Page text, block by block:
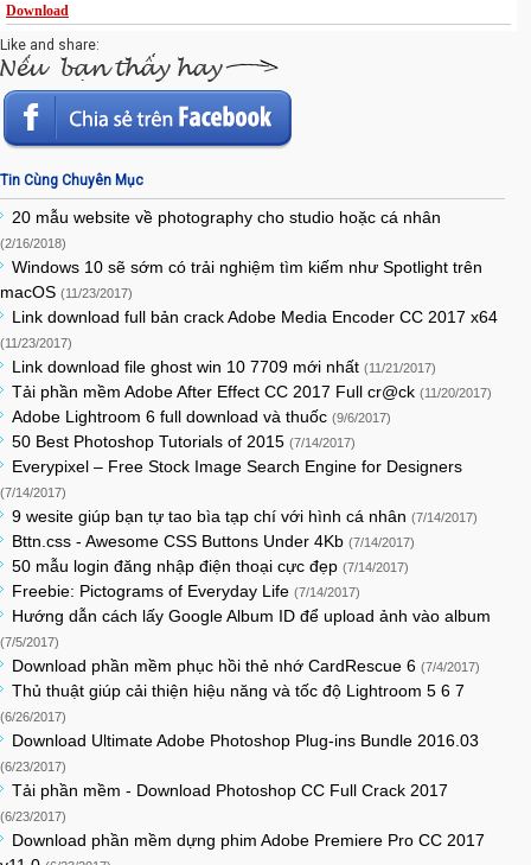
Download
Like and share:
Tin Cùng Chuyên Mục
20 mẫu website về photography cho studio hoặc cá nhân
(2/16/2018)
Windows 10 sẽ sớm có trải nghiệm tìm kiếm như Spotlight trên
macOS (11/23/2017)
Link download full bản crack Adobe Media Encoder CC 2017 x64
(11/23/2017)
Link download file ghost win 10 7709 mới nhất (11/21/2017)
Tải phần mềm Adobe After Effect CC 2017 Full cr@ck (11/20/2017)
Adobe Lightroom 6 full download và thuốc (9/6/2017)
50 Best Photoshop Tutorials of 2015 (7/14/2017)
Everypixel – Free Stock Image Search Engine for Designers
(7/14/2017)
9 wesite giúp bạn tự tao bìa tạp chí với hình cá nhân (7/14/2017)
Bttn.css - Awesome CSS Buttons Under 4Kb (7/14/2017)
50 mẫu login đăng nhập điện thoại cực đẹp (7/14/2017)
Freebie: Pictograms of Everyday Life (7/14/2017)
Hướng dẫn cách lấy Google Album ID để upload ảnh vào album
(7/5/2017)
Download phần mềm phục hồi thẻ nhớ CardRescue 6 (7/4/2017)
Thủ thuật giúp cải thiện hiệu năng và tốc độ Lightroom 5 6 7
(6/26/2017)
Download Ultimate Adobe Photoshop Plug-ins Bundle 2016.03
(6/23/2017)
Tải phần mềm - Download Photoshop CC Full Crack 2017
(6/23/2017)
Download phần mềm dựng phim Adobe Premiere Pro CC 2017